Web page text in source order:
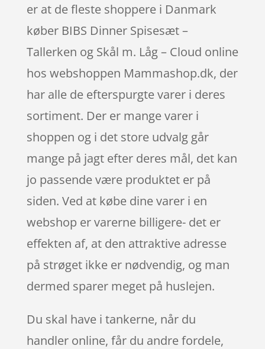
er at de fleste shoppere i Danmark
køber BIBS Dinner Spisesæt –
Tallerken og Skål m. Låg – Cloud online
hos webshoppen Mammashop.dk, der
har alle de efterspurgte varer i deres
sortiment. Der er mange varer i
shoppen og i det store udvalg går
mange på jagt efter deres mål, det kan
jo passende være produktet er på
siden. Ved at købe dine varer i en
webshop er varerne billigere- det er
effekten af, at den attraktive adresse
på strøget ikke er nødvendig, og man
dermed sparer meget på huslejen.
Du skal have i tankerne, når du
handler online, får du andre fordele,